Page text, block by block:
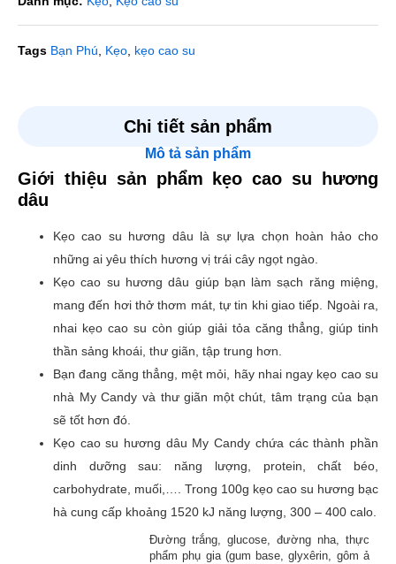
Tags Bạn Phú Kẹo kẹo cao su
Chi tiết sản phẩm
Mô tả sản phẩm
Giới thiệu sản phẩm kẹo cao su hương
dâu
Kẹo cao su hương dâu là sự lựa chọn hoàn hảo cho
những ai yêu thích hương vị trái cây ngọt ngào.
Kẹo cao su hương dâu giúp bạn làm sạch răng miệng,
mang đến hơi thở thơm mát, tự tin khi giao tiếp. Ngoài ra,
nhai kẹo cao su còn giúp giải tỏa căng thẳng, giúp tinh
thần sảng khoái, thư giãn, tập trung hơn.
Bạn đang căng thẳng, mệt mỏi, hãy nhai ngay kẹo cao su
nhà My Candy và thư giãn một chút, tâm trạng của bạn
sẽ tốt hơn đó.
Kẹo cao su hương dâu My Candy chứa các thành phần
dinh dưỡng sau: năng lượng, protein, chất béo,
carbohydrate, muối,…. Trong 100g kẹo cao su hương bạc
hà cung cấp khoảng 1520 kJ năng lượng, 300 – 400 calo.
Đường trắng, glucose, đường nha, thực
phẩm phụ gia (gum base, glyxêrin, gôm ả
Chưa có đánh giá nào.
Hãy là người đầu tiên nhận xét “Kẹo cao su hương dâu”
trường bắt buộc được đánh dấu*
Đánh giá của bạn *